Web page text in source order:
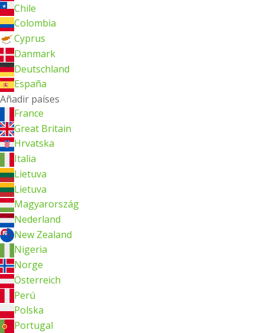
Chile
Colombia
Cyprus
Danmark
Deutschland
España
Añadir países
France
Great Britain
Hrvatska
Italia
Lietuva
Lietuva
Magyarország
Nederland
New Zealand
Nigeria
Norge
Österreich
Perú
Polska
Portugal